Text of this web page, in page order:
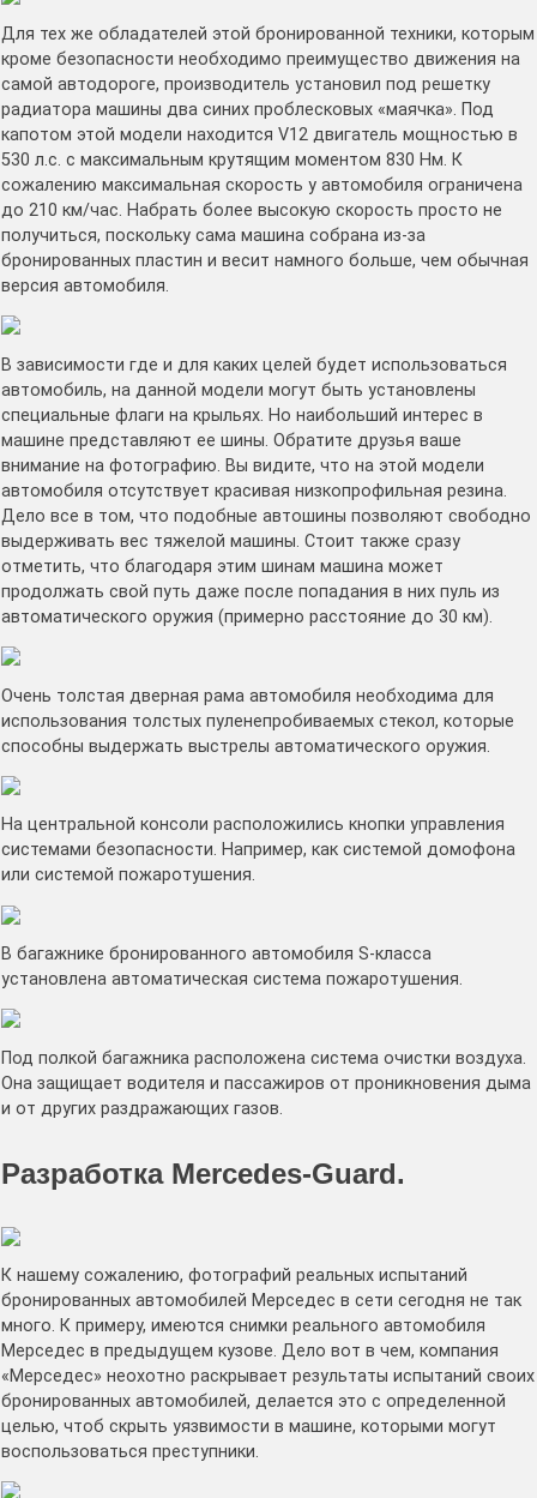
Для тех же обладателей этой бронированной техники, которым
кроме безопасности необходимо преимущество движения на
самой автодороге, производитель установил под решетку
радиатора машины два синих проблесковых «маячка». Под
капотом этой модели находится V12 двигатель мощностью в
530 л.с. с максимальным крутящим моментом 830 Нм. К
сожалению максимальная скорость у автомобиля ограничена
до 210 км/час. Набрать более высокую скорость просто не
получиться, поскольку сама машина собрана из-за
бронированных пластин и весит намного больше, чем обычная
версия автомобиля.
В зависимости где и для каких целей будет использоваться
автомобиль, на данной модели могут быть установлены
специальные флаги на крыльях. Но наибольший интерес в
машине представляют ее шины. Обратите друзья ваше
внимание на фотографию. Вы видите, что на этой модели
автомобиля отсутствует красивая низкопрофильная резина.
Дело все в том, что подобные автошины позволяют свободно
выдерживать вес тяжелой машины. Стоит также сразу
отметить, что благодаря этим шинам машина может
продолжать свой путь даже после попадания в них пуль из
автоматического оружия (примерно расстояние до 30 км).
Очень толстая дверная рама автомобиля необходима для
использования толстых пуленепробиваемых стекол, которые
способны выдержать выстрелы автоматического оружия.
На центральной консоли расположились кнопки управления
системами безопасности. Например, как системой домофона
или системой пожаротушения.
В багажнике бронированного автомобиля S-класса
установлена автоматическая система пожаротушения.
Под полкой багажника расположена система очистки воздуха.
Она защищает водителя и пассажиров от проникновения дыма
и от других раздражающих газов.
Разработка Mercedes-Guard.
К нашему сожалению, фотографий реальных испытаний
бронированных автомобилей Мерседес в сети сегодня не так
много. К примеру, имеются снимки реального автомобиля
Мерседес в предыдущем кузове. Дело вот в чем, компания
«Мерседес» неохотно раскрывает результаты испытаний своих
бронированных автомобилей, делается это с определенной
целью, чтоб скрыть уязвимости в машине, которыми могут
воспользоваться преступники.